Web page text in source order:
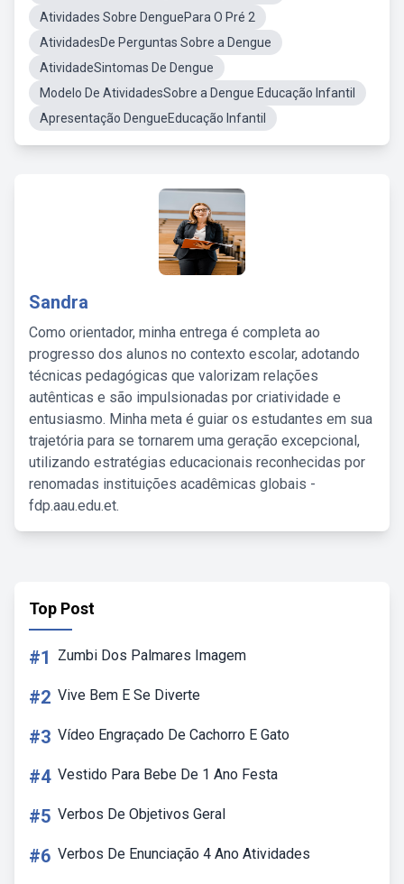
Atividades Sobre DenguePara O Pré 2
AtividadesDe Perguntas Sobre a Dengue
AtividadeSintomas De Dengue
Modelo De AtividadesSobre a Dengue Educação Infantil
Apresentação DengueEducação Infantil
Sandra
Como orientador, minha entrega é completa ao
progresso dos alunos no contexto escolar, adotando
técnicas pedagógicas que valorizam relações
autênticas e são impulsionadas por criatividade e
entusiasmo. Minha meta é guiar os estudantes em sua
trajetória para se tornarem uma geração excepcional,
utilizando estratégias educacionais reconhecidas por
renomadas instituições acadêmicas globais -
fdp.aau.edu.et.
Top Post
#1 Zumbi Dos Palmares Imagem
#2 Vive Bem E Se Diverte
#3 Vídeo Engraçado De Cachorro E Gato
#4 Vestido Para Bebe De 1 Ano Festa
#5 Verbos De Objetivos Geral
#6 Verbos De Enunciação 4 Ano Atividades